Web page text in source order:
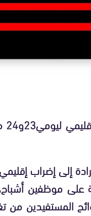
على موظفين
المستفيدين من